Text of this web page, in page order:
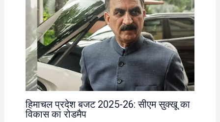
हिमाचल प्रदेश बजट 2025-26: सीएम सुक्खू का
विकास का रोडमैप